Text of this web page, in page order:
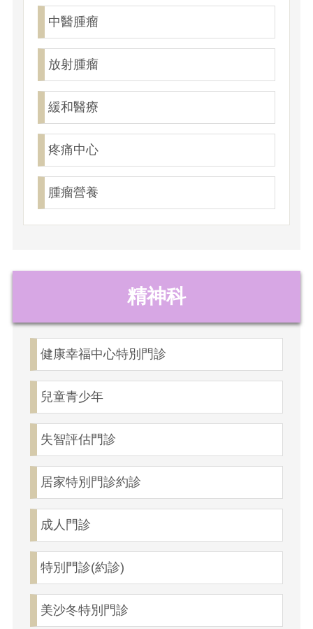
中醫腫瘤
放射腫瘤
緩和醫療
疼痛中心
腫瘤營養
精神科
健康幸福中心特別門診
兒童青少年
失智評估門診
居家特別門診約診
成人門診
特別門診(約診)
美沙冬特別門診